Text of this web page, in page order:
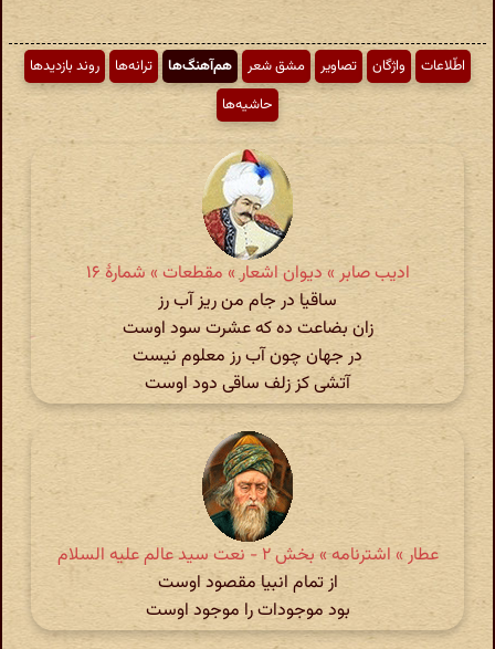
اطّلاعات واژگان تصاویر مشق شعر هم‌آهنگ‌ها ترانه‌ها
روند بازدیدها
حاشیه‌ها
ادیب صابر » دیوان اشعار » مقطعات » شمارهٔ ۱۶
ساقیا در جام من ریز آب رز
زان بضاعت ده که عشرت سود اوست
در جهان چون آب رز معلوم نیست
آتشی کز زلف ساقی دود اوست
عطار » اشترنامه » بخش ۲ - نعت سید عالم علیه السلام
از تمام انبیا مقصود اوست
بود موجودات را موجود اوست